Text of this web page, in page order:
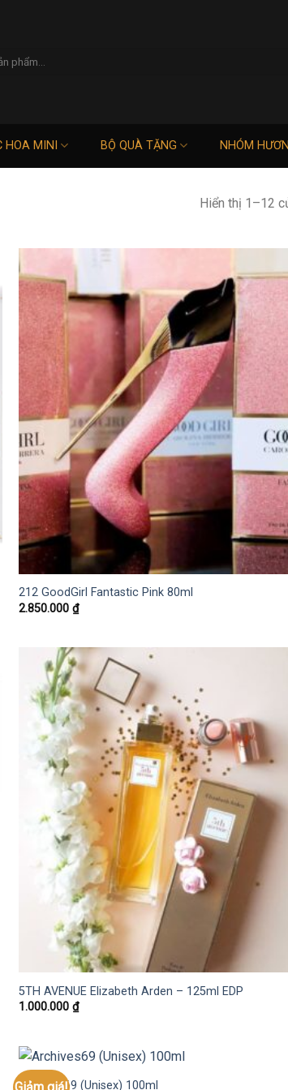
HOA MINI BỘ QUÀ TẶNG NHÓM
Hiển thị 1–12
212 GoodGirl Fantastic Pink 80ml
2.850.000 ₫
5TH AVENUE Elizabeth Arden – 125ml EDP
1.000.000 ₫
Archives69 (Unisex) 100ml